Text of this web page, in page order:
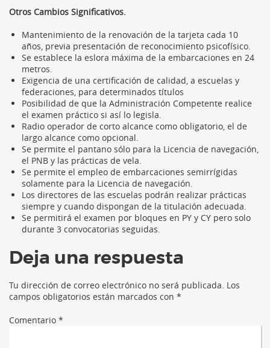
Otros Cambios Significativos.
Mantenimiento de la renovación de la tarjeta cada 10
años, previa presentación de reconocimiento psicofísico.
Se establece la eslora máxima de la embarcaciones en 24
metros.
Exigencia de una certificación de calidad, a escuelas y
federaciones, para determinados títulos
Posibilidad de que la Administración Competente realice
el examen práctico si así lo legisla.
Radio operador de corto alcance como obligatorio, el de
largo alcance como opcional.
Se permite el pantano sólo para la Licencia de navegación,
el PNB y las prácticas de vela.
Se permite el empleo de embarcaciones semirrígidas
solamente para la Licencia de navegación.
Los directores de las escuelas podrán realizar prácticas
siempre y cuando dispongan de la titulación adecuada.
Se permitirá el examen por bloques en PY y CY pero solo
durante 3 convocatorias seguidas.
Deja una respuesta
Tu dirección de correo electrónico no será publicada. Los
campos obligatorios están marcados con *
Comentario *